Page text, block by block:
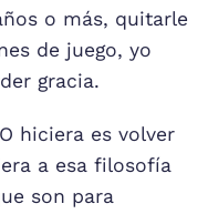
o más, quitarle
de juego, yo
gracia.
hiciera es volver
a esa filosofía
son para